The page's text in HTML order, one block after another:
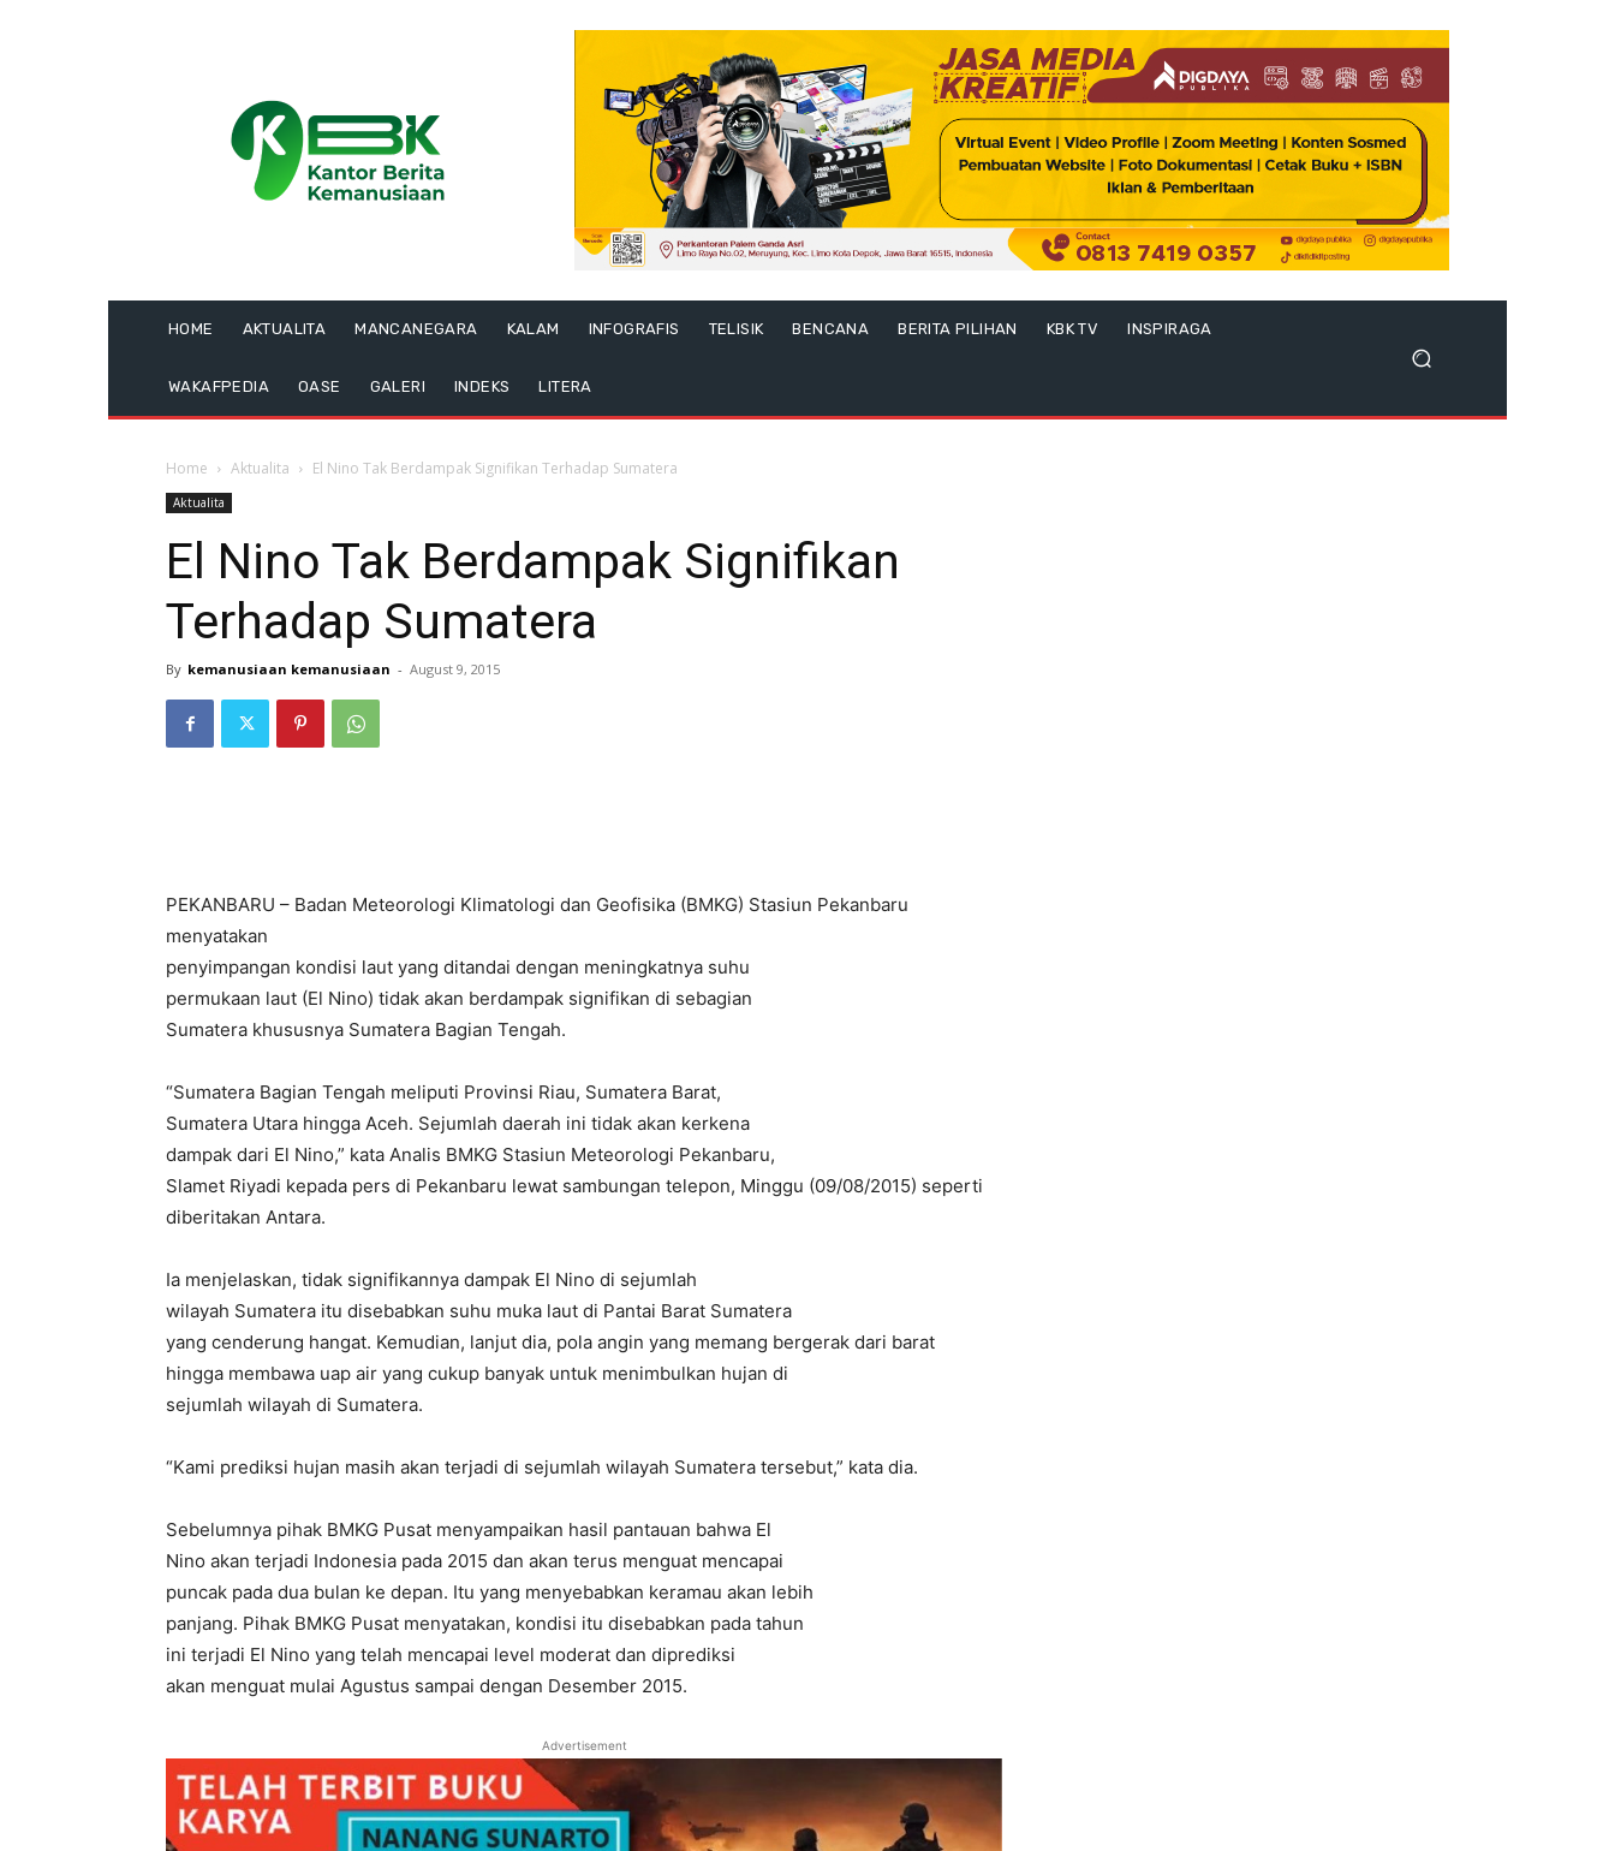
HOME AKTUALITA MANCANEGARA KALAM INFOGRAFIS TELISIK BENCANA BERITA PILIHAN KBK TV INSPIRAGA
WAKAFPEDIA OASE GALERI INDEKS LITERA
Home Aktualita El Nino Tak Berdampak Signifikan Terhadap Sumatera
Aktualita
El Nino Tak Berdampak Signifikan
Terhadap Sumatera
By kemanusiaan kemanusiaan - August 9, 2015
PEKANBARU – Badan Meteorologi Klimatologi dan Geofisika (BMKG) Stasiun Pekanbaru
menyatakan
penyimpangan kondisi laut yang ditandai dengan meningkatnya suhu
permukaan laut (El Nino) tidak akan berdampak signifikan di sebagian
Sumatera khususnya Sumatera Bagian Tengah.
“Sumatera Bagian Tengah meliputi Provinsi Riau, Sumatera Barat,
Sumatera Utara hingga Aceh. Sejumlah daerah ini tidak akan kerkena
dampak dari El Nino,” kata Analis BMKG Stasiun Meteorologi Pekanbaru,
Slamet Riyadi kepada pers di Pekanbaru lewat sambungan telepon, Minggu (09/08/2015) seperti
diberitakan Antara.
Ia menjelaskan, tidak signifikannya dampak El Nino di sejumlah
wilayah Sumatera itu disebabkan suhu muka laut di Pantai Barat Sumatera
yang cenderung hangat. Kemudian, lanjut dia, pola angin yang memang bergerak dari barat
hingga membawa uap air yang cukup banyak untuk menimbulkan hujan di
sejumlah wilayah di Sumatera.
“Kami prediksi hujan masih akan terjadi di sejumlah wilayah Sumatera tersebut,” kata dia.
Sebelumnya pihak BMKG Pusat menyampaikan hasil pantauan bahwa El
Nino akan terjadi Indonesia pada 2015 dan akan terus menguat mencapai
puncak pada dua bulan ke depan. Itu yang menyebabkan keramau akan lebih
panjang. Pihak BMKG Pusat menyatakan, kondisi itu disebabkan pada tahun
ini terjadi El Nino yang telah mencapai level moderat dan diprediksi
akan menguat mulai Agustus sampai dengan Desember 2015.
Advertisement